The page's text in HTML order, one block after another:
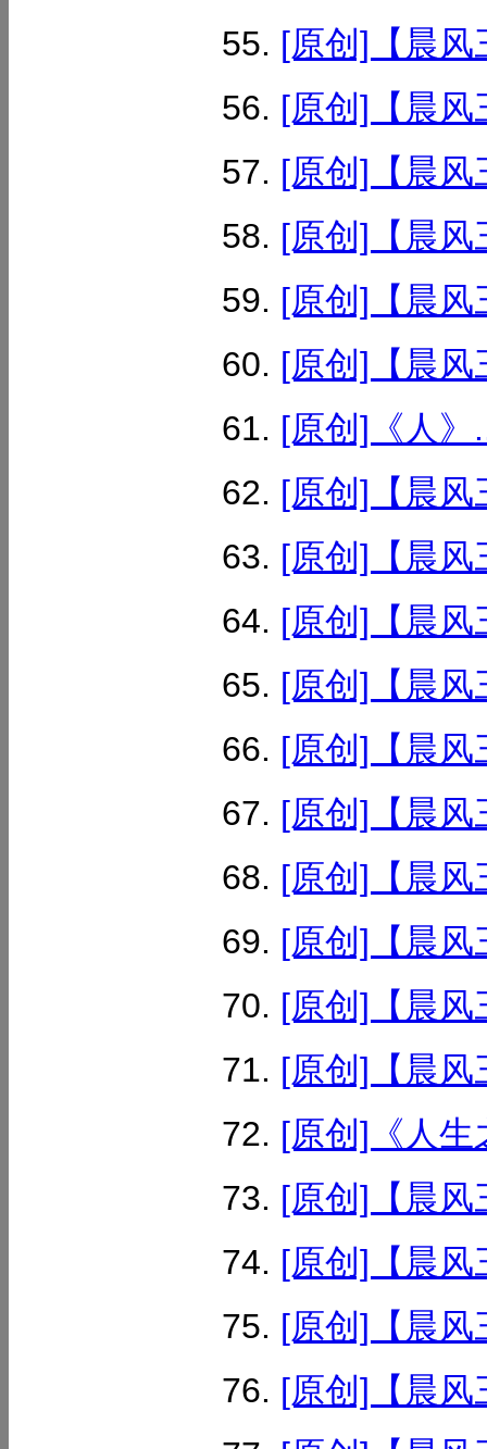
[原创]【晨风
[原创]【晨风
[原创]【晨风
[原创]【晨风
[原创]【晨风
[原创]【晨风
[原创]《人》
[原创]【晨风
[原创]【晨风
[原创]【晨风
[原创]【晨风
[原创]【晨风
[原创]【晨风
[原创]【晨风
[原创]【晨风
[原创]【晨风
[原创]【晨风
[原创]《人生
[原创]【晨风
[原创]【晨风
[原创]【晨风
[原创]【晨风